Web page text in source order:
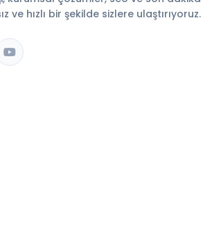
ve hızlı bir şekilde sizlere ulaştırıyoruz.